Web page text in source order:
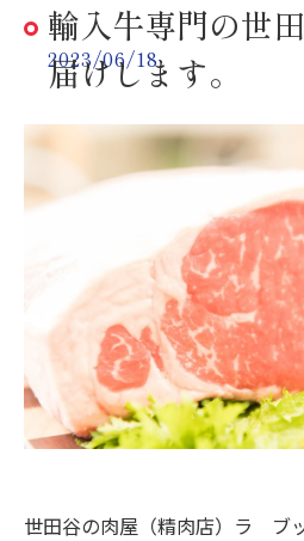
輸入牛専門の世
届けします。
2023/06/18
世田谷の肉屋（精肉店）ラ ブ